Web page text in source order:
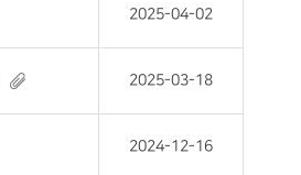
2025-04-02
2025-03-18
2024-12-16